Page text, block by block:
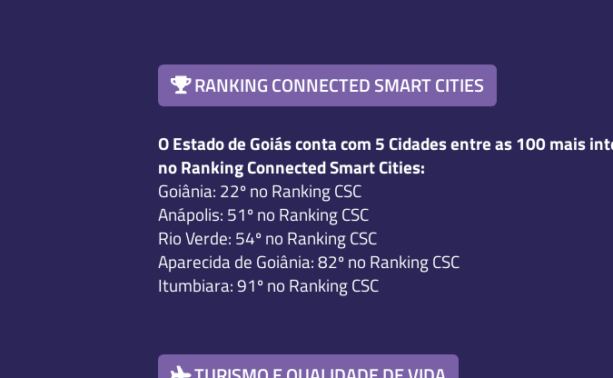
RANKING CONNECTED SMART CITIES
O Estado de Goiás conta com 5 Cidades entre as 100 mais
no Ranking Connected Smart Cities:
Goiânia: 22º no Ranking CSC
Anápolis: 51º no Ranking CSC
Rio Verde: 54º no Ranking CSC
Aparecida de Goiânia: 82º no Ranking CSC
Itumbiara: 91º no Ranking CSC